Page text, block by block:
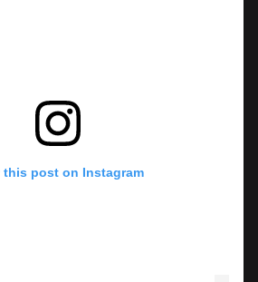
this post on Instagram